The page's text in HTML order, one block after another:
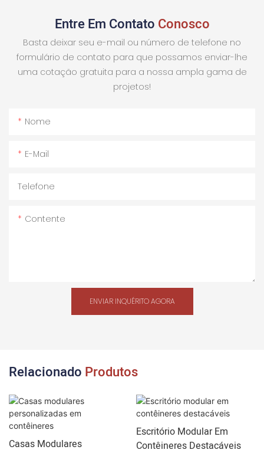
Entre Em Contato Conosco
Basta deixar seu e-mail ou número de telefone no
formulário de contato para que possamos enviar-lhe
uma cotação gratuita para a nossa ampla gama de
projetos!
Nome
E-Mail
Telefone
Contente
ENVIAR INQUÉRITO AGORA
Relacionado Produtos
Casas Modulares
Escritório Modular Em
Contêineres Destacáveis